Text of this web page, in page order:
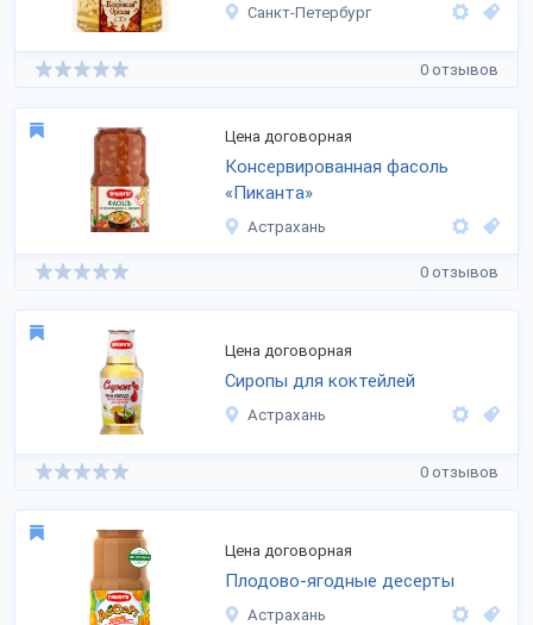
Санкт-Петербург
0 отзывов
Цена договорная
Консервированная фасоль
«Пиканта»
Астрахань
0 отзывов
Цена договорная
Сиропы для коктейлей
Астрахань
0 отзывов
Цена договорная
Плодово-ягодные десерты
Астрахань